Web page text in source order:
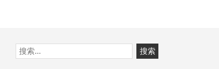
跳
至
搜
索：